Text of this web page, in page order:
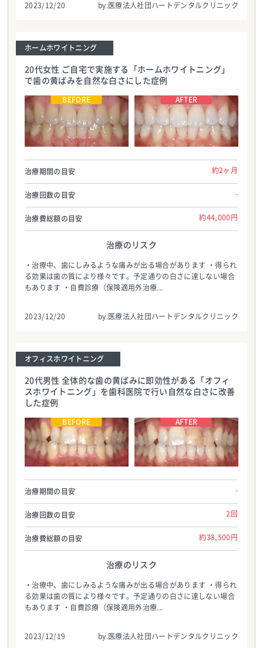
2023/12/20 by.医療法人社団ハートデンタルクリニック
ホームホワイトニング
20代女性 ご自宅で実施する「ホームホワイトニング」
で歯の黄ばみを自然な白さにした症例
医療法人社団ハートデンタルクリニック
TEL:0986587700
医療法人社団ハートデンタルクリニック
TEL:0986587700
治療期間の目安 約2ヶ月
治療回数の目安 -
治療費総額の目安 約44,000円
治療のリスク
・治療中、歯にしみるような痛みが出る場合があります ・得られ
る効果は歯の質により様々です。予定通りの白さに達しない場合
もあります ・自費診療（保険適用外治療...
2023/12/20 by.医療法人社団ハートデンタルクリニック
オフィスホワイトニング
20代男性 全体的な歯の黄ばみに即効性がある「オフィ
スホワイトニング」を歯科医院で行い自然な白さに改善
した症例
医療法人社団ハートデンタルクリニック
TEL:0986587700
医療法人社団ハートデンタルクリニック
TEL:0986587700
治療期間の目安 -
治療回数の目安 2回
治療費総額の目安 約38,500円
治療のリスク
・治療中、歯にしみるような痛みが出る場合があります ・得られ
る効果は歯の質により様々です。予定通りの白さに達しない場合
もあります ・自費診療（保険適用外治療...
2023/12/19 by.医療法人社団ハートデンタルクリニック